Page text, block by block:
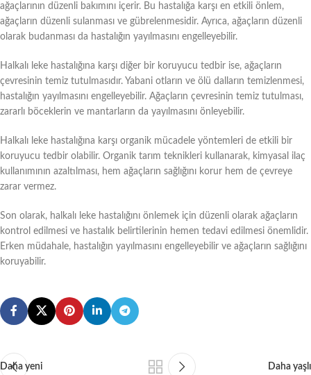
ağaçlarının düzenli bakımını içerir. Bu hastalığa karşı en etkili önlem,
ağaçların düzenli sulanması ve gübrelenmesidir. Ayrıca, ağaçların düzenli
olarak budanması da hastalığın yayılmasını engelleyebilir.
Halkalı leke hastalığına karşı diğer bir koruyucu tedbir ise, ağaçların
çevresinin temiz tutulmasıdır. Yabani otların ve ölü dalların temizlenmesi,
hastalığın yayılmasını engelleyebilir. Ağaçların çevresinin temiz tutulması,
zararlı böceklerin ve mantarların da yayılmasını önleyebilir.
Halkalı leke hastalığına karşı organik mücadele yöntemleri de etkili bir
koruyucu tedbir olabilir. Organik tarım teknikleri kullanarak, kimyasal ilaç
kullanımının azaltılması, hem ağaçların sağlığını korur hem de çevreye
zarar vermez.
Son olarak, halkalı leke hastalığını önlemek için düzenli olarak ağaçların
kontrol edilmesi ve hastalık belirtilerinin hemen tedavi edilmesi önemlidir.
Erken müdahale, hastalığın yayılmasını engelleyebilir ve ağaçların sağlığını
koruyabilir.
Daha yeni Daha yaşlı